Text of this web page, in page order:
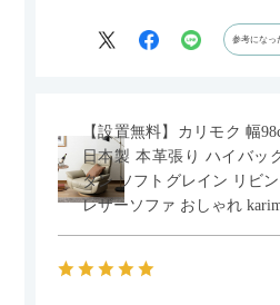
参考になっ
【設置無料】カリモク 幅
日本製 本革張り ハイバッ
タン ソフトグレイン リビ
レザーソファ おしゃれ